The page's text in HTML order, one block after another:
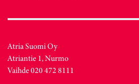
Atria Suomi Oy
Atriantie 1, Nurmo
Vaihde 020 472 8111